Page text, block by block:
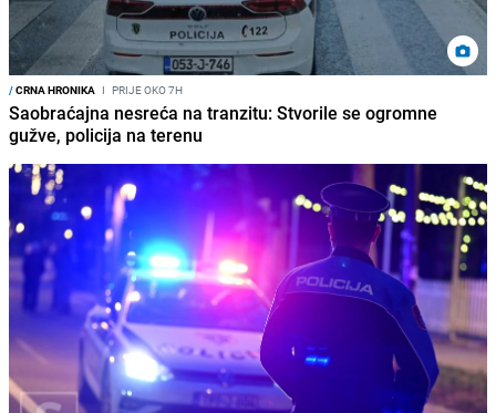
/CRNA HRONIKA I PRIJE OKO 7H
Saobraćajna nesreća na tranzitu: Stvorile se ogromne
gužve, policija na terenu